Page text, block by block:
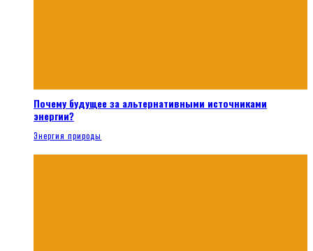
Почему будущее за альтернативными источниками
энергии?
Энергия природы